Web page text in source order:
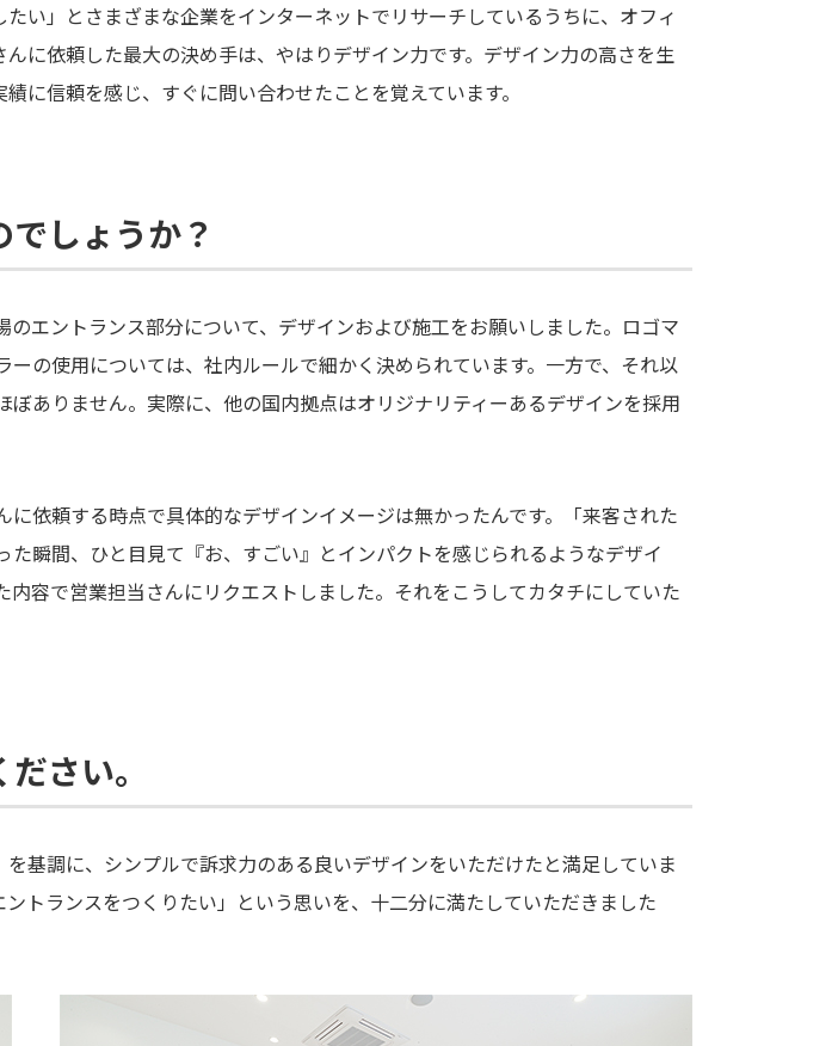
い」とさまざまな企業をインターネットでリサーチしているうちに、オフィ
に依頼した最大の決め手は、やはりデザイン力です。デザイン力の高さを生
に信頼を感じ、すぐに問い合わせたことを覚えています。
しょうか？
のエントランス部分について、デザインおよび施工をお願いしました。ロゴマ
ーの使用については、社内ルールで細かく決められています。一方で、それ以
ぼありません。実際に、他の国内拠点はオリジナリティーあるデザインを採用
に依頼する時点で具体的なデザインイメージは無かったんです。「来客された
た瞬間、ひと目見て『お、すごい』とインパクトを感じられるようなデザイ
内容で営業担当さんにリクエストしました。それをこうしてカタチにしていた
さい。
基調に、シンプルで訴求力のある良いデザインをいただけたと満足していま
トランスをつくりたい」という思いを、十二分に満たしていただきました